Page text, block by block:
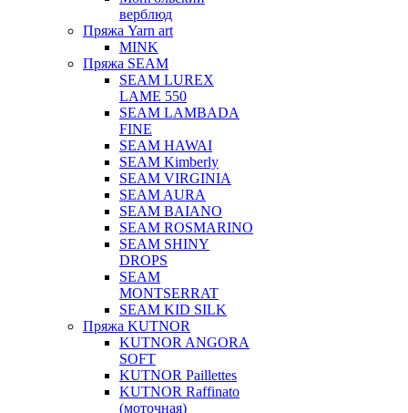
верблюд
Пряжа Yarn art
MINK
Пряжа SEAM
SEAM LUREX
LAME 550
SEAM LAMBADA
FINE
SEAM HAWAI
SEAM Kimberly
SEAM VIRGINIA
SEAM AURA
SEAM BAIANO
SEAM ROSMARINO
SEAM SHINY
DROPS
SEAM
MONTSERRAT
SEAM KID SILK
Пряжа KUTNOR
KUTNOR ANGORA
SOFT
KUTNOR Paillettes
KUTNOR Raffinato
(моточная)